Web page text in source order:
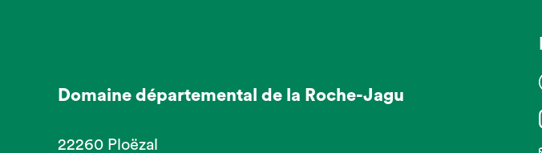
Domaine départemental de la Roche-Jagu
22260 Ploëzal